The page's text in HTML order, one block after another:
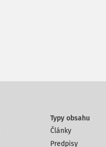
Typy obsahu
Články
Predpisy